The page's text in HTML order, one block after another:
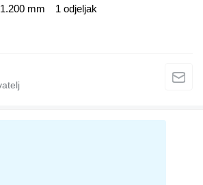
1.200 mm 1 odjeljak